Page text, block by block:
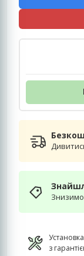
Знизимо
Установка
з